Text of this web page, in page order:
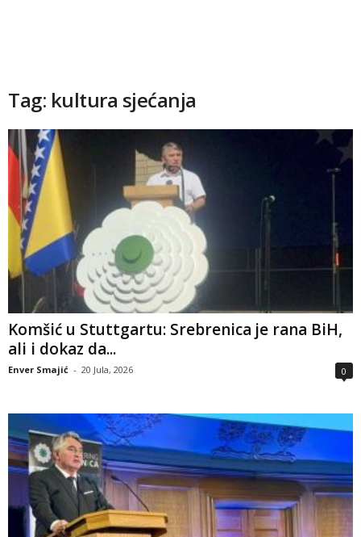
Tag: kultura sjećanja
Komšić u Stuttgartu: Srebrenica je rana BiH,
ali i dokaz da...
Enver Smajić - 20 Jula, 2026 0